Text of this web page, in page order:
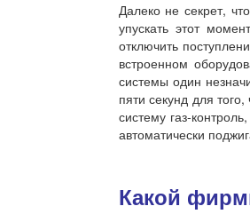
Далеко не секрет,
упускать этот
отключить
встроенном
системы один
пяти секунд для
систему газ-
автоматически
Какой